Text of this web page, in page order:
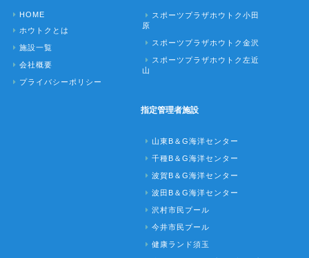
HOME
ホウトクとは
施設一覧
会社概要
プライバシーポリシー
スポーツプラザホウトク小田
原
スポーツプラザホウトク金沢
スポーツプラザホウトク左近
山
指定管理者施設
山東B＆G海洋センター
千種B＆G海洋センター
波賀B＆G海洋センター
波田B＆G海洋センター
沢村市民プール
今井市民プール
健康ランド須玉